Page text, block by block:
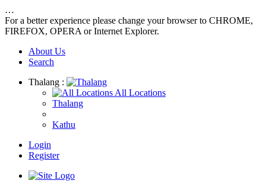
…
For a better experience please change your browser to CHROME,
FIREFOX, OPERA or Internet Explorer.
About Us
Search
Thalang :
All Locations
Thalang
Kathu
Login
Register